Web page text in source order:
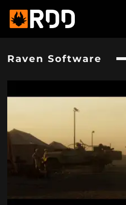
Raven Software